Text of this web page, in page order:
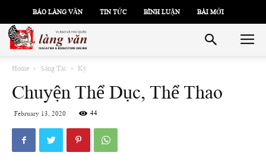
BÁO LÀNG VĂN TIN TỨC BÌNH LUẬN BÀI MỚI
Home Sáng Tác Ký
Chuyện Thể Dục, Thể Thao
February 13, 2020 44